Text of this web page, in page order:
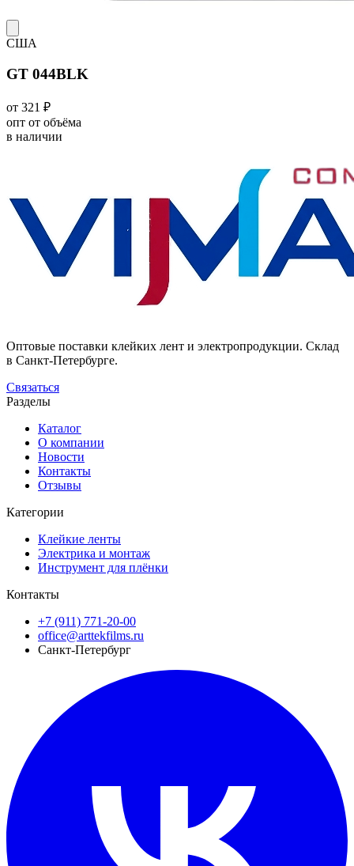
США
GT 044BLK
от 321 ₽
опт от объёма
в наличии
Оптовые поставки клейких лент и электропродукции. Склад
в Санкт-Петербурге.
Связаться
Разделы
Каталог
О компании
Новости
Контакты
Отзывы
Категории
Клейкие ленты
Электрика и монтаж
Инструмент для плёнки
Контакты
+7 (911) 771-20-00
office@arttekfilms.ru
Санкт-Петербург